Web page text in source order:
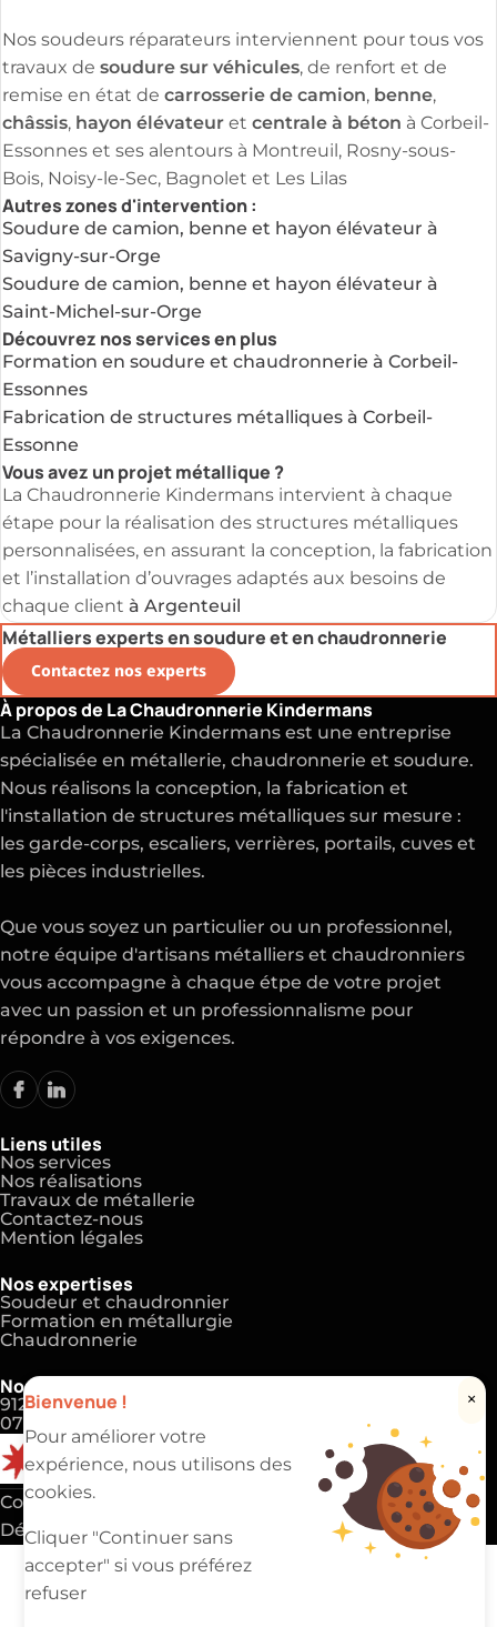
Nos soudeurs réparateurs interviennent pour tous vos
travaux de soudure sur véhicules, de renfort et de
remise en état de carrosserie de camion, benne,
châssis, hayon élévateuret centrale à béton à Corbeil-
Essonnes et ses alentours à Montreuil, Rosny-sous-
Bois, Noisy-le-Sec, Bagnolet et Les Lilas
Autres zones d'intervention :
Soudure de camion, benne et hayon élévateur à
Savigny-sur-Orge
Soudure de camion, benne et hayon élévateur à
Saint-Michel-sur-Orge
Découvrez nos services en plus
Formation en soudure et chaudronnerie à Corbeil-
Essonnes
Fabrication de structures métalliques à Corbeil-
Essonne
Vous avez un projet métallique ?
La Chaudronnerie Kindermans intervient à chaque
étape pour la réalisation des structures métalliques
personnalisées, en assurant la conception, la fabrication
et l’installation d’ouvrages adaptés aux besoins de
chaque client à Argenteuil
Métalliers experts en soudure et en chaudronnerie
Contactez nos experts
Bienvenue ! ×
Pour améliorer votre
expérience, nous utilisons des
cookies.
Cliquer "Continuer sans
accepter" si vous préférez
refuser
À propos de La Chaudronnerie Kindermans
La Chaudronnerie Kindermans est une entreprise
spécialisée en métallerie, chaudronnerie et soudure.
Nous réalisons la conception, la fabrication et
l'installation de structures métalliques sur mesure :
les garde-corps, escaliers, verrières, portails, cuves et
les pièces industrielles.
Que vous soyez un particulier ou un professionnel,
notre équipe d'artisans métalliers et chaudronniers
vous accompagne à chaque étpe de votre projet
avec un passion et un professionnalisme pour
répondre à vos exigences.
Liens utiles
Nos services
Nos réalisations
Travaux de métallerie
Contactez-nous
Mention légales
Nos expertises
Soudeur et chaudronnier
Formation en métallurgie
Chaudronnerie
Nos coordonnées
91220 Brétigny-sur-Orge
07 83 81 00 69
Copyright 2025 ©
Défiler vers le haut